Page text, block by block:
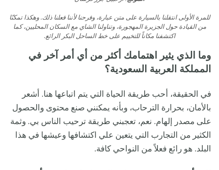
للمرة الأولى انتقلنا بالسيارة على متن عبارة، وفرحنا لأننا فعلنا ذلك. وهكذا تمكنّا
من القيادة حول الجزيرة المهجورة، وتناولنا الشاي مع السكان المحليين، كما
اكتشفنا مكاناً للتخييم على خط الساحل البكر الرائع.
وما الذي يثير اهتمامك أكثر من أي أمر آخر في
المملكة العربية السعودية؟
في الحقيقة، أحب طريقة الحياة التي يتم اتباعها هنا. أشعر
بالأمان، بحرارة الترحاب، وبأنه يمكنني صنع محتوى والحصول
على مصدر إلهام. نعم، تعجبني طريقة ترحيب الناس بي. وثمة
الكثير من التجارب التي يتعين علي اكتشافها وعيشها في هذا
البلد. هو رائع فعلاً من النواحي كافة.